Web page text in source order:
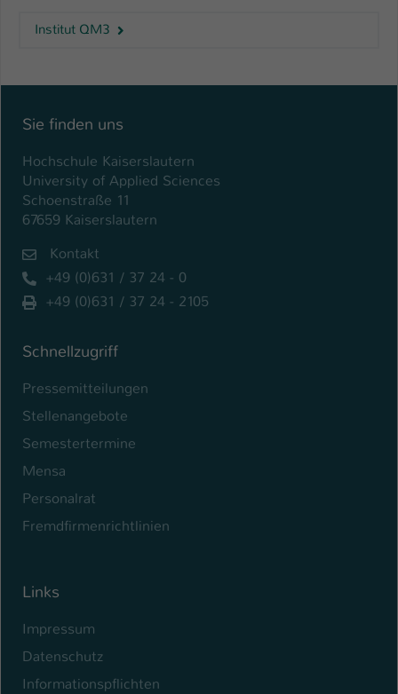
Institut QM3
Sie finden uns
Hochschule Kaiserslautern
University of Applied Sciences
Schoenstraße 11
67659 Kaiserslautern
Kontakt
+49 (0)631 / 37 24 - 0
+49 (0)631 / 37 24 - 2105
Schnellzugriff
Pressemitteilungen
Stellenangebote
Semestertermine
Mensa
Personalrat
Fremdfirmenrichtlinien
Links
Impressum
Datenschutz
Informationspflichten